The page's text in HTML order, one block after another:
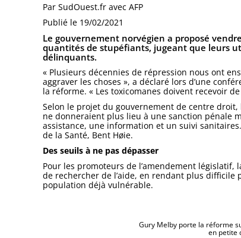
Par SudOuest.fr avec AFP
Publié le 19/02/2021
Le gouvernement norvégien a proposé
quantités de stupéfiants, jugeant que leurs
délinquants.
« Plusieurs décennies de répression nous ont
aggraver les choses », a déclaré lors d’une
la réforme. « Les toxicomanes doivent recevoir
Selon le projet du gouvernement de centre
ne donneraient plus lieu à une sanction pénale
assistance, une information et un suivi
de la Santé, Bent Høie.
Des seuils à ne pas dépasser
Pour les promoteurs de l’amendement
de rechercher de l’aide, en rendant plus
population déjà vulnérable.
Gury Melby porte la réforme
en petite